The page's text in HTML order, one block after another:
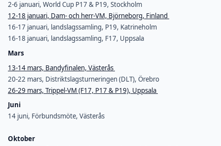
2-6 januari, World Cup P17 & P19, Stockholm
12-18 januari, Dam- och herr-VM, Björneborg, Finland
16-17 januari, landslagssamling, P19, Katrineholm
16-18 januari, landslagssamling, F17, Uppsala
Mars
13-14 mars, Bandyfinalen, Västerås
20-22 mars, Distriktslagsturneringen (DLT), Örebro
26-29 mars, Trippel-VM (F17, P17 & P19), Uppsala
Juni
14 juni, Förbundsmöte, Västerås
Oktober